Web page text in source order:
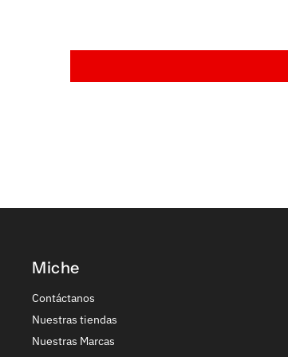
Miche
Contáctanos
Nuestras tiendas
Nuestras Marcas